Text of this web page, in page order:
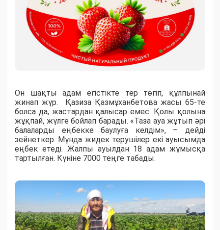
Он шақты адам егістікте тер төгіп, құлпынай
жинап жүр. Қазиза Қазмұханбетова жасы 65-те
болса да, жастардан қалысар емес. Қолы қолына
жұқпай, жүлге бойлап барады. «Таза ауа жұтып әрі
балаларды еңбекке баулуға келдім», – дейді
зейнеткер. Мұнда жидек терушілер екі ауысымда
еңбек етеді. Жалпы ауылдан 18 адам жұмысқа
тартылған. Күніне 7000 теңге табады.